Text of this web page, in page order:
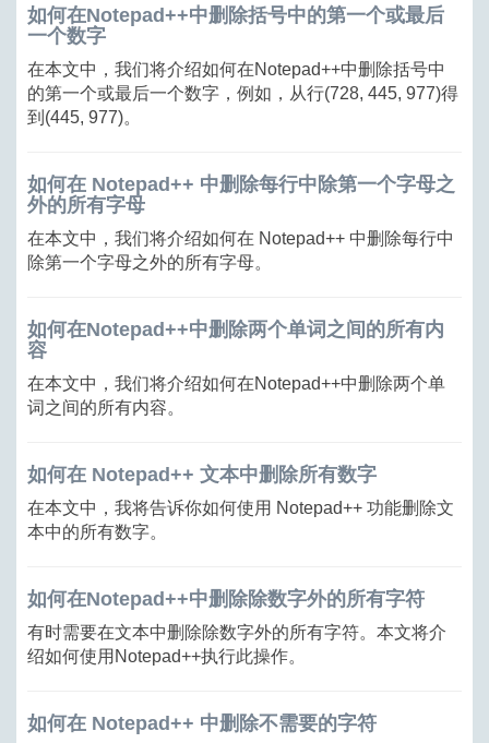
如何在Notepad++中删除括号中的第一个或最后
一个数字
在本文中，我们将介绍如何在Notepad++中删除括号中
的第一个或最后一个数字，例如，从行(728, 445, 977)得
到(445, 977)。
如何在 Notepad++ 中删除每行中除第一个字母之
外的所有字母
在本文中，我们将介绍如何在 Notepad++ 中删除每行中
除第一个字母之外的所有字母。
如何在Notepad++中删除两个单词之间的所有内
容
在本文中，我们将介绍如何在Notepad++中删除两个单
词之间的所有内容。
如何在 Notepad++ 文本中删除所有数字
在本文中，我将告诉你如何使用 Notepad++ 功能删除文
本中的所有数字。
如何在Notepad++中删除除数字外的所有字符
有时需要在文本中删除除数字外的所有字符。本文将介
绍如何使用Notepad++执行此操作。
如何在 Notepad++ 中删除不需要的字符